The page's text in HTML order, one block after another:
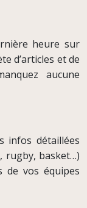
heure sur
d’articles et de
aucune
infos détaillées
rugby, basket…)
de vos équipes